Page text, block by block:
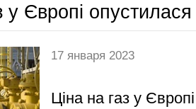
у Європі
17 января 2023
Ціна на газ у